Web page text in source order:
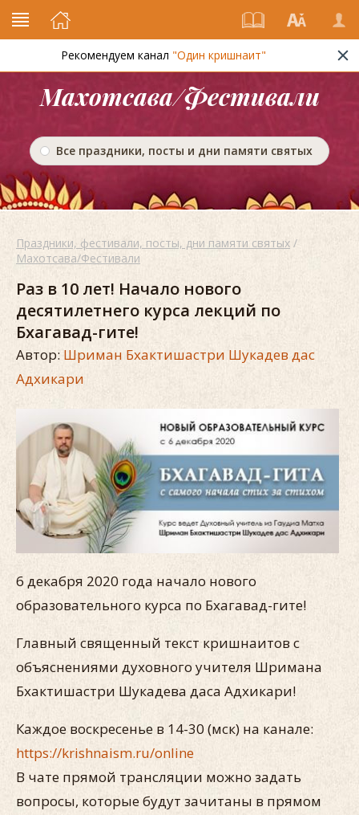
Рекомендуем канал "Один кришнаит"
Махотсава/Фестивали
Все праздники, посты и дни памяти святых
Праздники, фестивали, посты, дни памяти святых /
Махотсава/Фестивали
Раз в 10 лет! Начало нового
десятилетнего курса лекций по
Бхагавад-гите!
Автор: Шриман Бхактишастри Шукадев дас
Адхикари
6 декабря 2020 года начало нового
образовательного курса по Бхагавад-гите!
Главный священный текст кришнаитов с
объяснениями духовного учителя Шримана
Бхактишастри Шукадева даса Адхикари!
Каждое воскресенье в 14-30 (мск) на канале:
https://krishnaism.ru/online
В чате прямой трансляции можно задать
вопросы, которые будут зачитаны в прямом